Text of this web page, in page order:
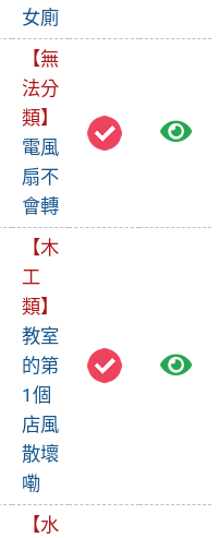
女廁
報
單
【無
法分
類】
電風
扇不
會轉
檢
報
【木
工
類】
教室
的第
1個
店風
散壞
嘞
檢
修
【水